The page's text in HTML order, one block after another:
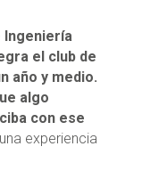
Ingeniería
el club de
año y medio.
algo
con ese
experiencia